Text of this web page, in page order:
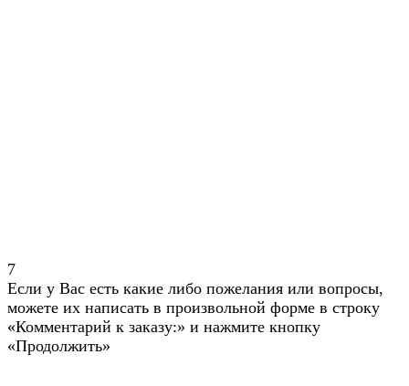
7
Если у Вас есть какие либо пожелания или вопросы,
можете их написать в произвольной форме в строку
«Комментарий к заказу:» и нажмите кнопку
«Продолжить»